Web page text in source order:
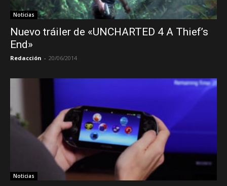
Noticias
Nuevo tráiler de «UNCHARTED 4 A Thief’s
End»
Redacción - 20/06/2014
Noticias